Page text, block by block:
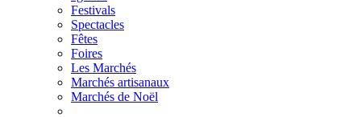
Festivals
Spectacles
Fêtes
Foires
Les Marchés
Marchés artisanaux
Marchés de Noël